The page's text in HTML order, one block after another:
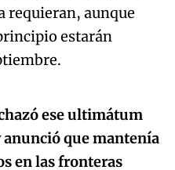
requieran, aunque
estarán
mal.
try again later.
ese ultimátum
anunció que mantenía
en las fronteras